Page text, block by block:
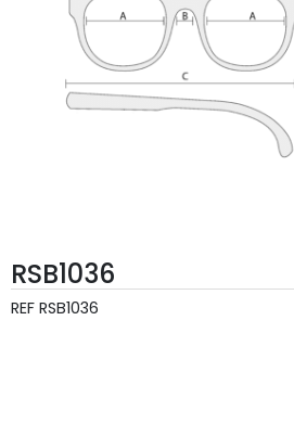
RSB1036
REF RSB1036